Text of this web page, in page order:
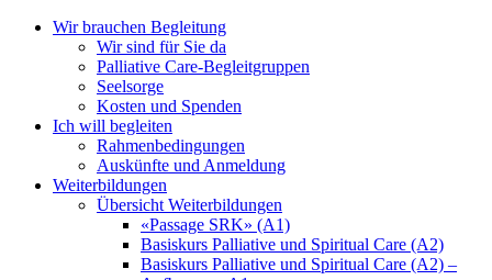
Wir brauchen Begleitung
Wir sind für Sie da
Palliative Care-Begleitgruppen
Seelsorge
Kosten und Spenden
Ich will begleiten
Rahmenbedingungen
Auskünfte und Anmeldung
Weiterbildungen
Übersicht Weiterbildungen
«Passage SRK» (A1)
Basiskurs Palliative und Spiritual Care (A2)
Basiskurs Palliative und Spiritual Care (A2) –